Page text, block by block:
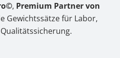
, Premium Partner von
Gewichtssätze für Labor,